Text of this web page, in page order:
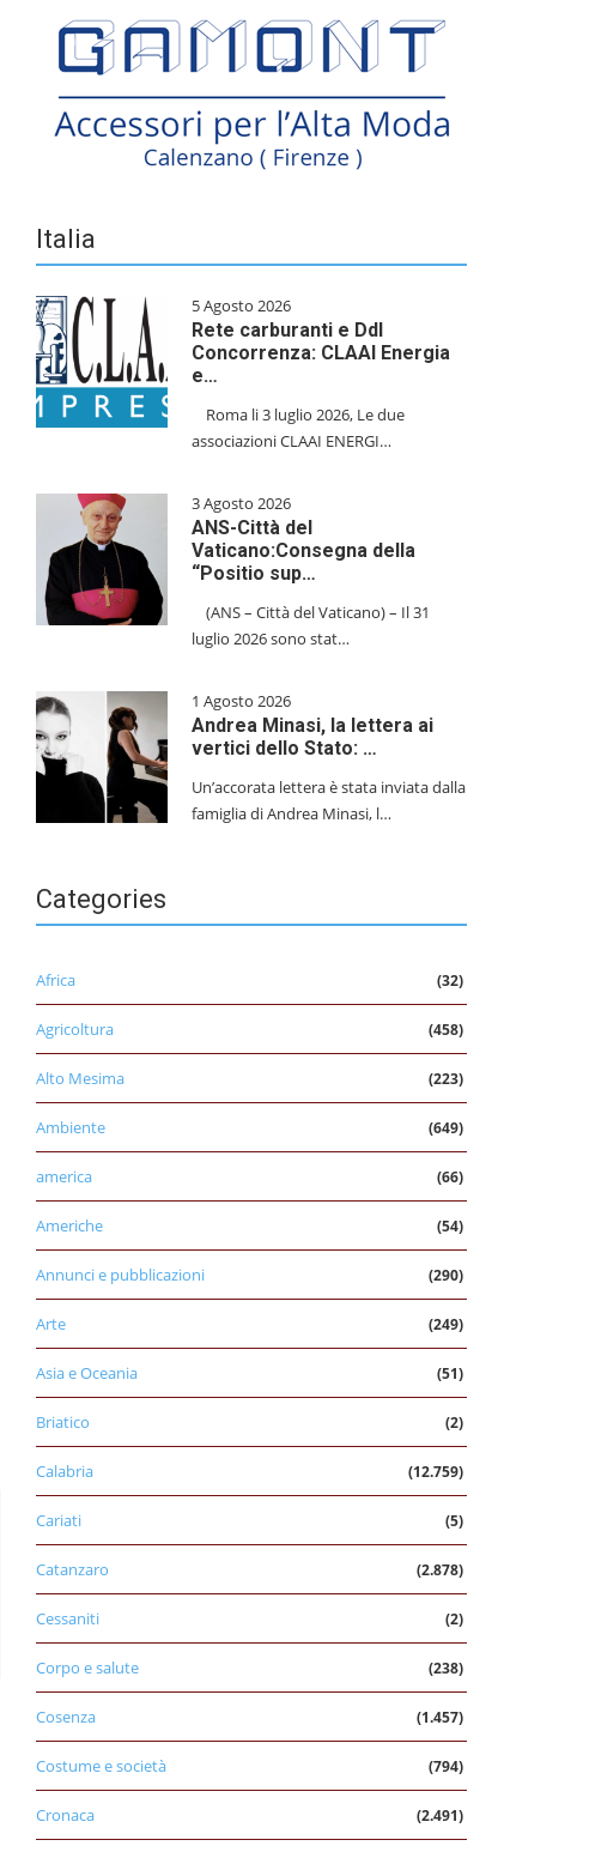
Italia
5 Agosto 2026
Rete carburanti e Ddl
Concorrenza: CLAAI Energia
e…
​Roma li 3 luglio 2026, Le due
associazioni CLAAI ENERGI…
3 Agosto 2026
ANS-Città del
Vaticano:Consegna della
“Positio sup…
(ANS – Città del Vaticano) – Il 31
luglio 2026 sono stat…
1 Agosto 2026
Andrea Minasi, la lettera ai
vertici dello Stato: …
Un’accorata lettera è stata inviata dalla
famiglia di Andrea Minasi, l…
Categories
Africa (32)
Agricoltura (458)
Alto Mesima (223)
Ambiente (649)
america (66)
Americhe (54)
Annunci e pubblicazioni (290)
Arte (249)
Asia e Oceania (51)
Briatico (2)
Calabria (12.759)
Cariati (5)
Catanzaro (2.878)
Cessaniti (2)
Corpo e salute (238)
Cosenza (1.457)
Costume e società (794)
Cronaca (2.491)